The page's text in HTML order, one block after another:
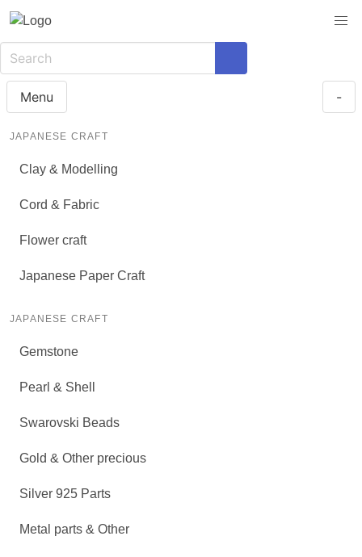
Menu -
JAPANESE CRAFT
Clay & Modelling
Cord & Fabric
Flower craft
Japanese Paper Craft
JAPANESE CRAFT
Gemstone
Pearl & Shell
Swarovski Beads
Gold & Other precious
Silver 925 Parts
Metal parts & Other